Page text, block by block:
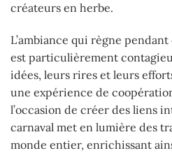
créateurs en herbe.
L’ambiance qui règne
est particulièrement
idées, leurs rires et leurs
une expérience de
l’occasion de créer des liens
carnaval met en lumière des
monde entier, enrichissant